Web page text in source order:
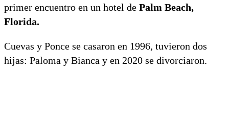
primer encuentro en un hotel de Palm Beach,
Florida.
Cuevas y Ponce se casaron en 1996, tuvieron dos
hijas: Paloma y Bianca y en 2020 se divorciaron.